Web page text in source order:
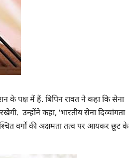
के पक्ष में हैं. बिपिन रावत ने कहा कि सेना
उन्होंने कहा, ‘भारतीय सेना दिव्यांगता
वर्गों की अक्षमता तत्व पर आयकर छूट के